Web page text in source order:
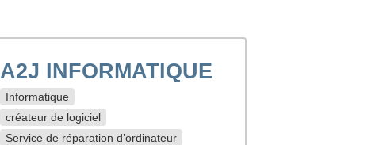
A2J INFORMATIQUE
Informatique
créateur de logiciel
Service de réparation d’ordinateur